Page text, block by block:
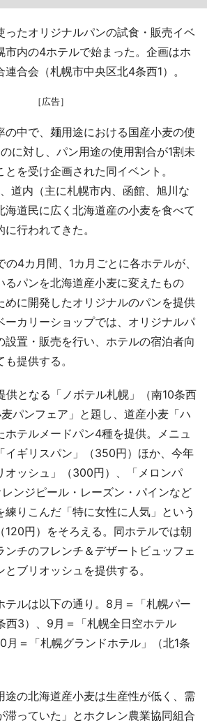
たオリジナルパンの試食・販売イベ
市内の4ホテルで始まった。企画はホ
合会（札幌市中央区北4条西1）。
［広告］
中で、麺用途における国産小麦の使
に対し、パン用途の使用割合が1割未
を受け企画された同イベント。
道内（主に札幌市内、函館、旭川な
海道民に広く北海道産の小麦を食べて
行われてきた。
4カ月間、1カ月ごとに各ホテルが、
るパンを北海道産小麦に変えたもの
めに開発したオリジナルのパンを提供
ーカリーショップでは、オリジナルパ
設置・販売を行い、ホテルの宿泊者向
提供する。
供となる「ノボテル札幌」（南10条西
パンフェア」と題し、道産小麦「ハ
ホテルメードパン4種を提供。メニュ
イギリスパン」（350円）ほか、今年
オッシュ」（300円）、「メロンパ
ンジピール・レーズン・パインなど
練りこんだ「特に女性に人気」という
120円）をそろえる。同ホテルでは朝
ンチのフレンチ＆デザートビュッフェ
ブリオッシュを提供する。
ルは以下の通り。8月＝「札幌パー
西3）、9月＝「札幌全日空ホテル
月＝「札幌グランドホテル」（北1条
の北海道産小麦は生産性が低く、需
滞っていた」とホクレン農業協同組合